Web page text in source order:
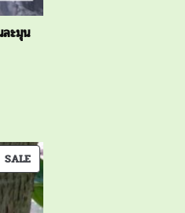
ะมุน
SALEPRODUCT
ON
SALE